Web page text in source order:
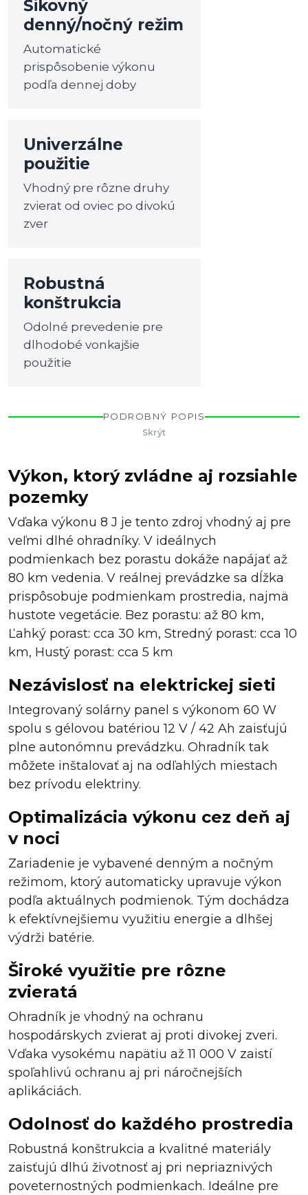
Šikovný
denný/nočný režim
Automatické
prispôsobenie výkonu
podľa dennej doby
Univerzálne
použitie
Vhodný pre rôzne druhy
zvierat od oviec po divokú
zver
Robustná
konštrukcia
Odolné prevedenie pre
dlhodobé vonkajšie
použitie
PODROBNÝ POPIS
Skrýt
Výkon, ktorý zvládne aj rozsiahle
pozemky
Vďaka výkonu 8 J je tento zdroj vhodný aj pre
veľmi dlhé ohradníky. V ideálnych
podmienkach bez porastu dokáže napájať až
80 km vedenia. V reálnej prevádzke sa dĺžka
prispôsobuje podmienkam prostredia, najmä
hustote vegetácie. Bez porastu: až 80 km,
Ľahký porast: cca 30 km, Stredný porast: cca 10
km, Hustý porast: cca 5 km
Nezávislosť na elektrickej sieti
Integrovaný solárny panel s výkonom 60 W
spolu s gélovou batériou 12 V / 42 Ah zaisťujú
plne autonómnu prevádzku. Ohradník tak
môžete inštalovať aj na odľahlých miestach
bez prívodu elektriny.
Optimalizácia výkonu cez deň aj
v noci
Zariadenie je vybavené denným a nočným
režimom, ktorý automaticky upravuje výkon
podľa aktuálnych podmienok. Tým dochádza
k efektívnejšiemu využitiu energie a dlhšej
výdrži batérie.
Široké využitie pre rôzne
zvieratá
Ohradník je vhodný na ochranu
hospodárskych zvierat aj proti divokej zveri.
Vďaka vysokému napätiu až 11 000 V zaistí
spoľahlivú ochranu aj pri náročnejších
aplikáciách.
Odolnosť do každého prostredia
Robustná konštrukcia a kvalitné materiály
zaisťujú dlhú životnosť aj pri nepriaznivých
poveternostných podmienkach. Ideálne pre